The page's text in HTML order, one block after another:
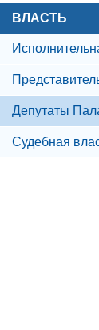
ВЛАСТЬ
Депутаты
Судебная